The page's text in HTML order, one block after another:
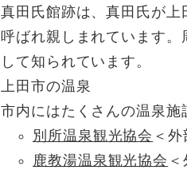
真田氏館跡は、真田氏が
呼ばれ親しまれています
して知られています。
上田市の温泉
市内にはたくさんの温泉施
別所温泉観光協会 ＜
鹿教湯温泉観光協会